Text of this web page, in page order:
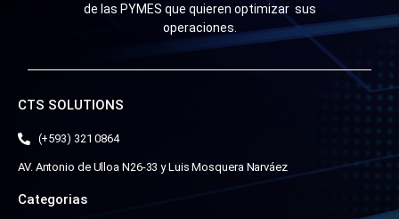
de las PYMES que quieren optimizar sus
operaciones.
CTS SOLUTIONS
(+593) 321 0864
AV. Antonio de Ulloa N26-33 y Luis Mosquera Narváez
Categorias